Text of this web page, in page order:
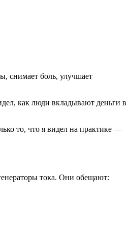
снимает боль, улучшает
как люди вкладывают деньги в
то, что я видел на практике —
тока. Они обещают: